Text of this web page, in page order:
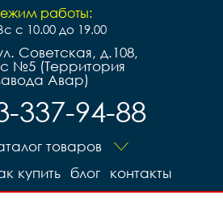
работы:
с 10.00 до 19.00
Советская, д.108,
№5 (Территория
Авар)
337-94-88
товаров
контакты
блог
купить